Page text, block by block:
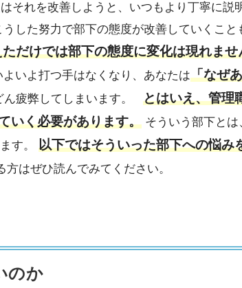
それを改善しようと、いつもより丁寧に説
した努力で部下の態度が改善していくこと
だけでは部下の態度に変化は現れませ
いよ打つ手はなくなり、あなたは「なぜ
ん疲弊してしまいます。 とはいえ、管理
いく必要があります。 そういう部下と
す。 以下ではそういった部下への悩み
方はぜひ読んでみてください。
のか